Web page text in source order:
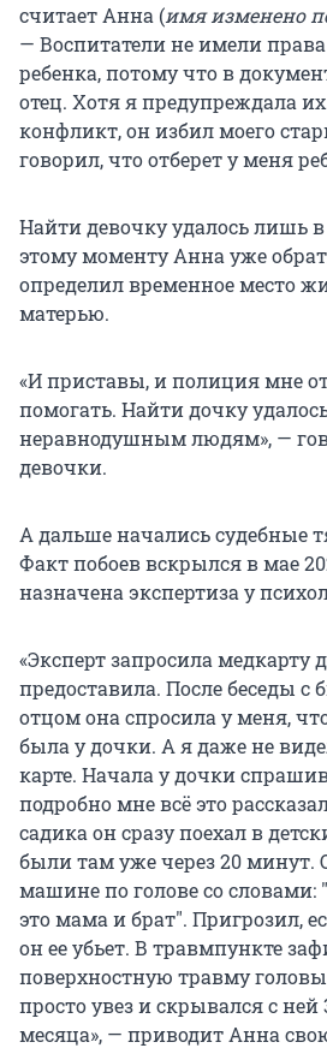
считает Анна (имя изменено
— Воспитатели не имели
ребенка, потому что в
отец. Хотя я предупреждала
конфликт, он избил моего
говорил, что отберет у меня
Найти девочку удалось лишь
этому моменту Анна уже
определил временное место
матерью.
«И приставы, и полиция мне
помогать. Найти дочку
неравнодушным людям», —
девочки.
А дальше начались судебные
Факт побоев вскрылся в мае
назначена экспертиза у
«Эксперт запросила медкарту
предоставила. После беседы с
отцом она спросила у меня,
была у дочки. А я даже не
карте. Начала у дочки
подробно мне всё это
садика он сразу поехал в
были там уже через 20 минут.
машине по голове со словами: "
это мама и брат". Пригрозил,
он ее убьет. В травмпункте
поверхностную травму
просто увез и скрывался с
месяца», — приводит Анна